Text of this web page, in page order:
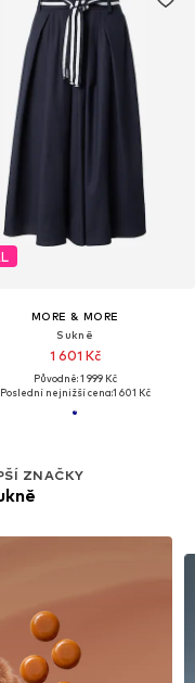
MORE & MORE
Sukně
1 601 Kč
Původně: 1 999 Kč
Poslední nejnižší cena:1 601 Kč
ZNAČKY